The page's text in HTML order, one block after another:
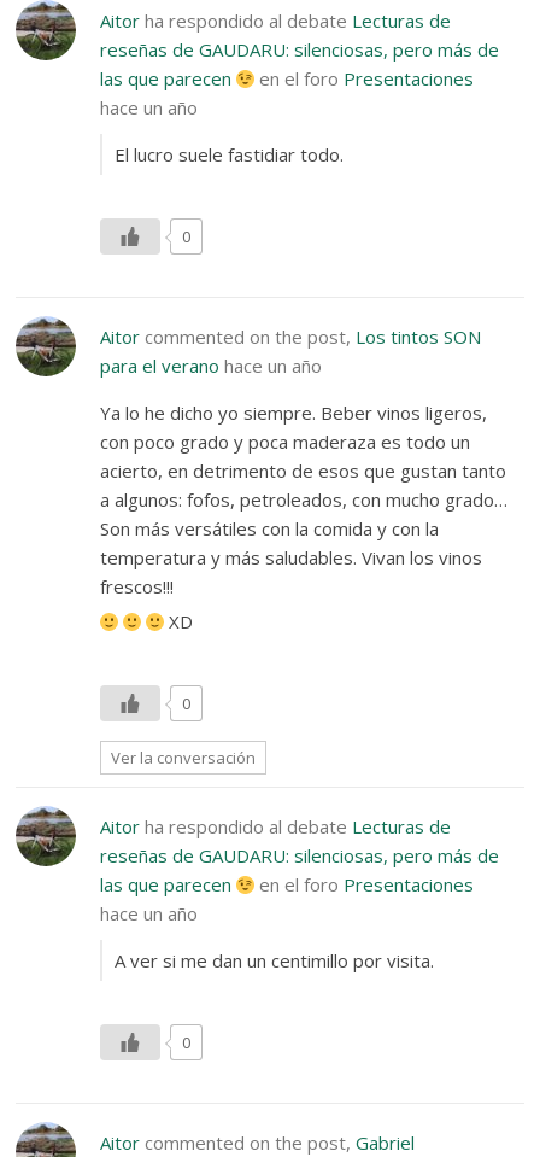
Aitor ha respondido al debate Lecturas de
reseñas de GAUDARU: silenciosas, pero más de
las que parecen
en el foro Presentaciones
hace un año
El lucro suele fastidiar todo.
0
Aitor commented on the post, Los tintos SON
para el verano hace un año
Ya lo he dicho yo siempre. Beber vinos ligeros,
con poco grado y poca maderaza es todo un
acierto, en detrimento de esos que gustan tanto
a algunos: fofos, petroleados, con mucho grado…
Son más versátiles con la comida y con la
temperatura y más saludables. Vivan los vinos
frescos!!!
XD
0
Ver la conversación
Aitor ha respondido al debate Lecturas de
reseñas de GAUDARU: silenciosas, pero más de
las que parecen
en el foro Presentaciones
hace un año
A ver si me dan un centimillo por visita.
0
Aitor commented on the post,Gabriel